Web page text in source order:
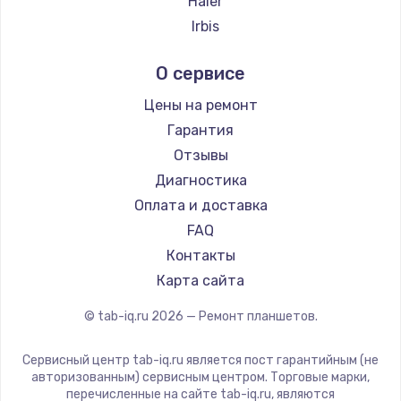
Заказать
Замена термопасты
Заказать
Заказать
1145 руб.
Заказать
Замена северного моста
2600 руб.
Irbis
Microsoft
BlackView
Amazon
Aquarius
Philips
Dell
HP
Getac
ZTE
CHUWI
О сервисе
Цены на ремонт
Гарантия
Отзывы
Диагностика
Оплата и доставка
FAQ
Контакты
Карта сайта
© tab-iq.ru 2026 — Ремонт планшетов.
Сервисный центр tab-iq.ru является пост гарантийным (не
авторизованным) сервисным центром. Торговые марки,
перечисленные на сайте tab-iq.ru, являются